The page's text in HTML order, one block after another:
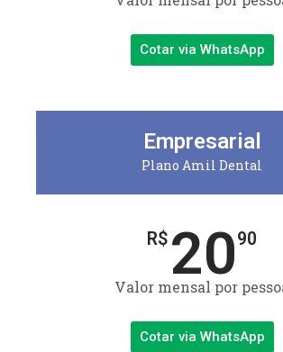
Cotar via WhatsApp
Empresarial
Plano Amil Dental
R$ 2090
Valor mensal por
Cotar via WhatsApp